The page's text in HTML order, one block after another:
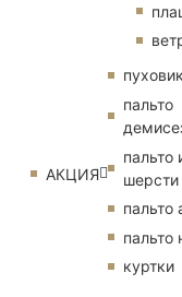
АКЦИЯ
пальто
пальто
шерсти
пальто
пальто
куртки